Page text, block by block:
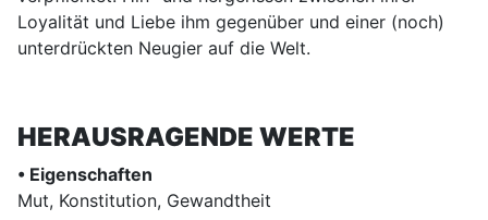
Loyalität und Liebe ihm gegenüber und einer (noch)
unterdrückten Neugier auf die Welt.
HERAUSRAGENDE WERTE
• Eigenschaften
Mut, Konstitution, Gewandtheit